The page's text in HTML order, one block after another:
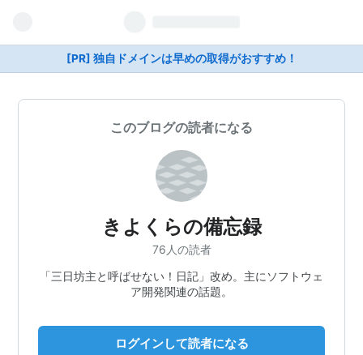
[PR] 独自ドメインは早めの取得がおすすめ！
このブログの読者になる
きよくらの備忘録
76人の読者
「三日坊主と呼ばせない！日記」改め。主にソフトウェ
ア開発関連の話題。
ログインして読者になる